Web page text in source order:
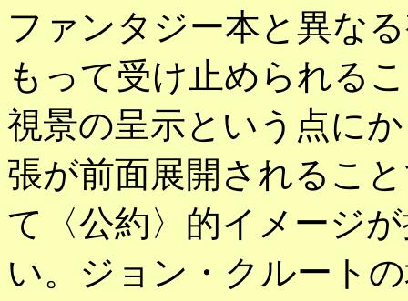
ファンタジー本と異な
もって受け止められる
視景の呈示という点に
張が前面展開されるこ
て〈公約〉的イメージ
い。ジョン・クルート